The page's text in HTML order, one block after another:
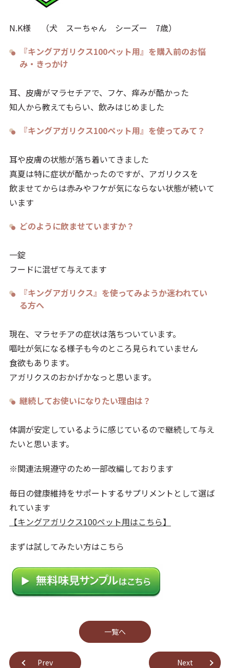
N.K様 （犬 スーちゃん シーズー 7歳）
『キングアガリクス100ペット用』を購入前のお悩
み・きっかけ
耳、皮膚がマラセチアで、フケ、痒みが酷かった
知人から教えてもらい、飲みはじめました
『キングアガリクス100ペット用』を使ってみて？
耳や皮膚の状態が落ち着いてきました
真夏は特に症状が酷かったのですが、アガリクスを
飲ませてからは赤みやフケが気にならない状態が続いて
います
どのように飲ませていますか？
一錠
フードに混ぜて与えてます
『キングアガリクス』を使ってみようか迷われてい
る方へ
現在、マラセチアの症状は落ちついています。
嘔吐が気になる様子も今のところ見られていません
食欲もあります。
アガリクスのおかげかなっと思います。
継続してお使いになりたい理由は？
体調が安定しているように感じているので継続して与え
たいと思います。
※関連法規遵守のため一部改編しております
毎日の健康維持をサポートするサプリメントとして選ば
れています
【キングアガリクス100ペット用はこちら】
まずは試してみたい方はこちら
Prev
⼀覧へ
Next